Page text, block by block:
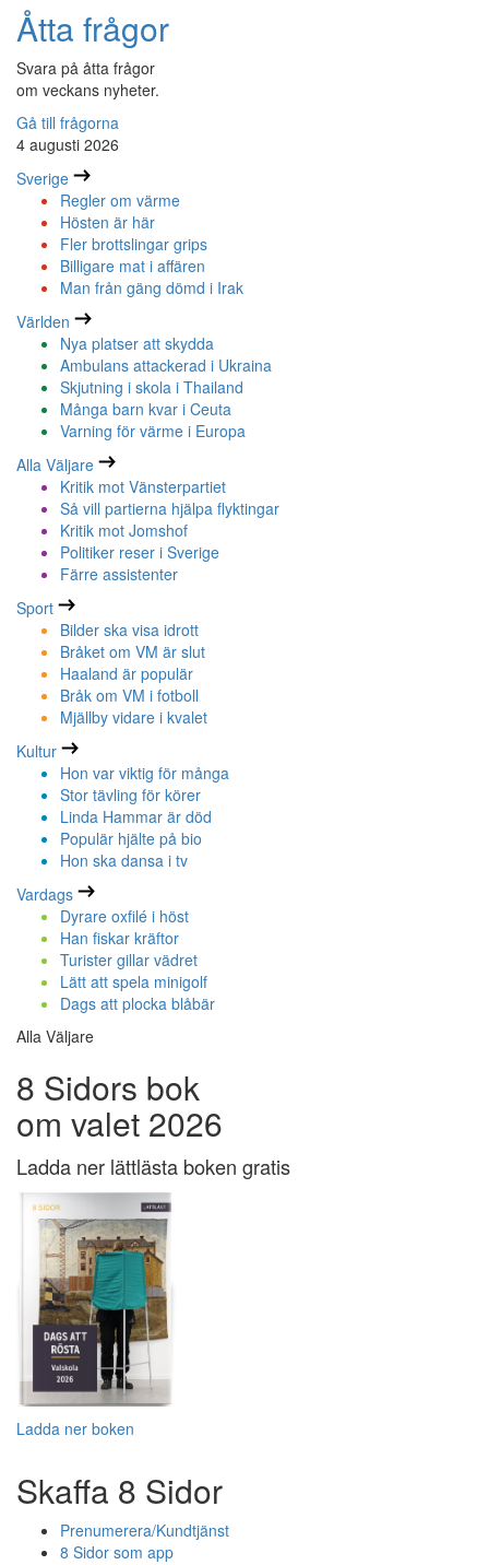
Åtta frågor
Svara på åtta frågor
om veckans nyheter.
Gå till frågorna
4 augusti 2026
Sverige
Regler om värme
Hösten är här
Fler brottslingar grips
Billigare mat i affären
Man från gäng dömd i Irak
Världen
Nya platser att skydda
Ambulans attackerad i Ukraina
Skjutning i skola i Thailand
Många barn kvar i Ceuta
Varning för värme i Europa
Alla Väljare
Kritik mot Vänsterpartiet
Så vill partierna hjälpa flyktingar
Kritik mot Jomshof
Politiker reser i Sverige
Färre assistenter
Sport
Bilder ska visa idrott
Bråket om VM är slut
Haaland är populär
Bråk om VM i fotboll
Mjällby vidare i kvalet
Kultur
Hon var viktig för många
Stor tävling för körer
Linda Hammar är död
Populär hjälte på bio
Hon ska dansa i tv
Vardags
Dyrare oxfilé i höst
Han fiskar kräftor
Turister gillar vädret
Lätt att spela minigolf
Dags att plocka blåbär
Alla Väljare
8 Sidors bok
om valet 2026
Ladda ner lättlästa boken gratis
Ladda ner boken
Skaffa 8 Sidor
Prenumerera/Kundtjänst
8 Sidor som app